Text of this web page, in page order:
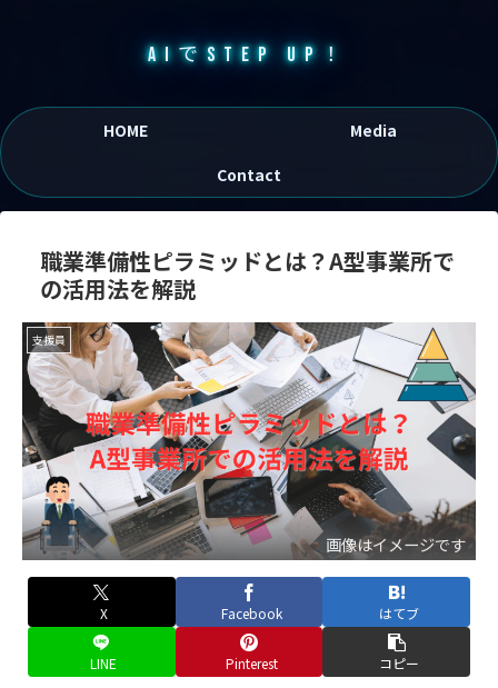
AIでSTEP UP！
HOME
Media
Contact
職業準備性ピラミッドとは？A型事業所で
の活用法を解説
支援員
画像はイメージです
X Facebook はてブ
LINE Pinterest コピー